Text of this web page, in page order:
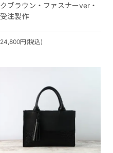
クブラウン・ファスナーver・
受注製作
24,800円(税込)